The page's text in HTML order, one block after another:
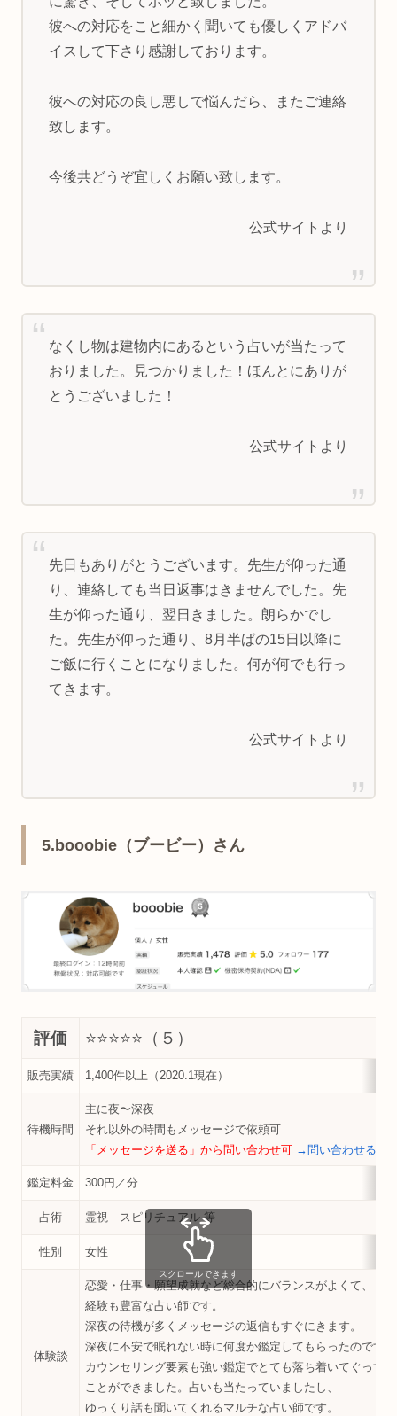
彼への対応をこと細かく聞いても優しくアドバ
イスして下さり感謝しております。
彼への対応の良し悪しで悩んだら、またご連絡
致します。
今後共どうぞ宜しくお願い致します。
公式サイトより
なくし物は建物内にあるという占いが当たって
おりました。見つかりました！ほんとにありが
とうございました！
公式サイトより
先日もありがとうございます。先生が仰った通
り、連絡しても当日返事はきませんでした。先
生が仰った通り、翌日きました。朗らかでし
た。先生が仰った通り、8月半ばの15日以降に
ご飯に行くことになりました。何が何でも行っ
てきます。
公式サイトより
5.booobie（ブービー）さん
評価 ⭐️⭐️⭐️⭐️⭐️（５）
販売実績 1,400件以上（2020.1現在）
待機時間
主に夜〜深夜
それ以外の時間もメッセージで依頼可
「メッセージを送る」から問い合わせ可 →問い合わせる
鑑定料金 300円／分
占術 霊視 スピリチュアル 等
性別 女性
体験談
恋愛・仕事・願望成就など総合的にバランスがよくて、
経験も豊富な占い師です。
深夜の待機が多くメッセージの返信もすぐにきます。
深夜に不安で眠れない時に何度か鑑定してもらったのです
カウンセリング要素も強い鑑定でとても落ち着いてぐっす
ことができました。占いも当たっていましたし、
ゆっくり話も聞いてくれるマルチな占い師です。
スクロールできます